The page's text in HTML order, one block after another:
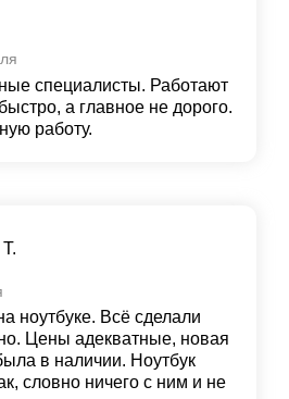
специалисты. Работают
а главное не дорого.
работу.
ноутбуке. Всё сделали
Цены адекватные, новая
в наличии. Ноутбук
словно ничего с ним и не